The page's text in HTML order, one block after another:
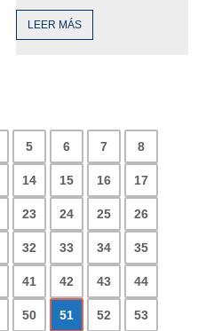
LEER MÁS
5 6 7 8
14 15 16 17
23 24 25 26
32 33 34 35
41 42 43 44
50 51 52 53